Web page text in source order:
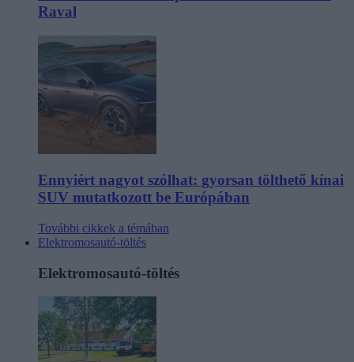
Raval
Ennyiért nagyot szólhat: gyorsan tölthető kínai
SUV mutatkozott be Európában
További cikkek a témában
Elektromosautó-töltés
Elektromosautó-töltés